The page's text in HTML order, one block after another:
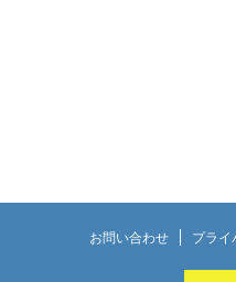
お問い合わせ プライ